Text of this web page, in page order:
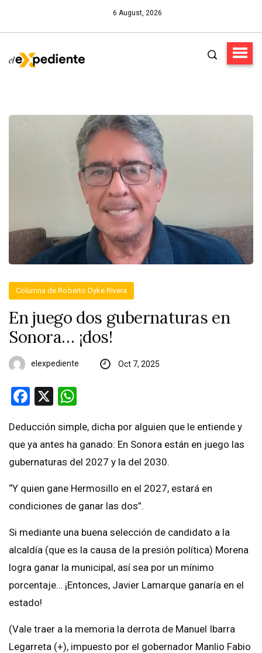
6 August, 2026
Columna de Roberto Dyke Rivera
En juego dos gubernaturas en
Sonora… ¡dos!
elexpediente Oct 7, 2025
Facebook
X
Deducción simple, dicha por alguien que le entiende y
que ya antes ha ganado: En Sonora están en juego las
gubernaturas del 2027 y la del 2030.
“Y quien gane Hermosillo en el 2027, estará en
condiciones de ganar las dos”.
Si mediante una buena selección de candidato a la
alcaldía (que es la causa de la presión política) Morena
logra ganar la municipal, así sea por un mínimo
porcentaje… ¡Entonces, Javier Lamarque ganaría en el
estado!
(Vale traer a la memoria la derrota de Manuel Ibarra
Legarreta (+), impuesto por el gobernador Manlio Fabio